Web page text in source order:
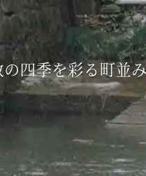
四季を彩る町並